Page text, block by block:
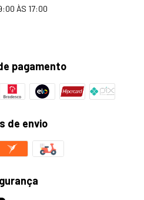
ÀS 17:00
pagamento
de envio